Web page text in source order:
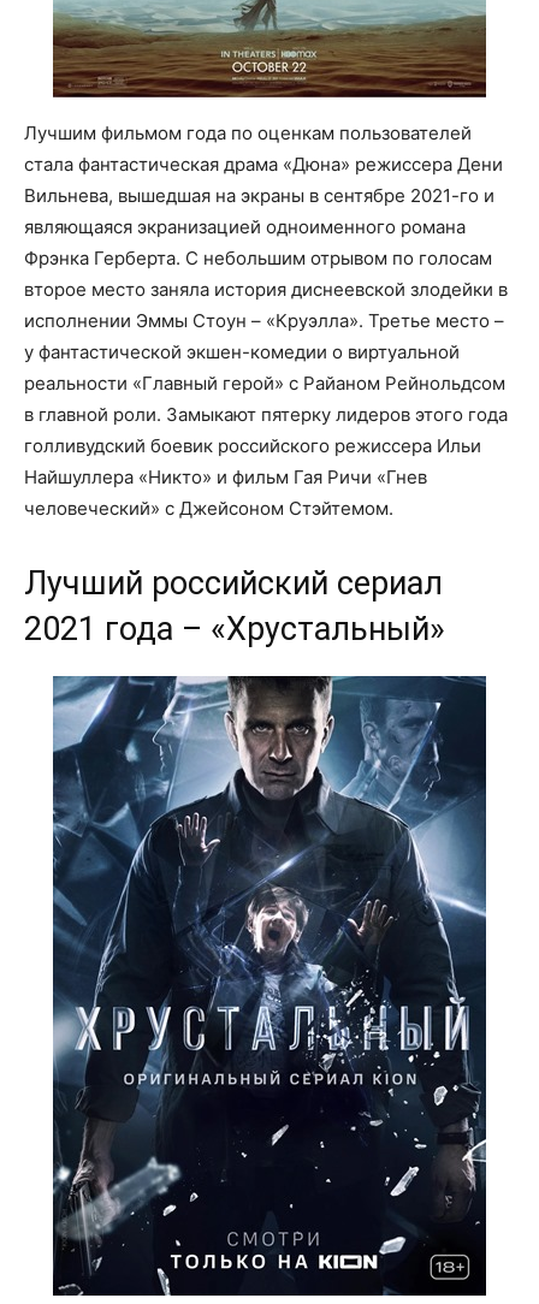
Лучшим фильмом года по оценкам пользователей
стала фантастическая драма «Дюна» режиссера Дени
Вильнева, вышедшая на экраны в сентябре 2021-го и
являющаяся экранизацией одноименного романа
Фрэнка Герберта. С небольшим отрывом по голосам
второе место заняла история диснеевской злодейки в
исполнении Эммы Стоун – «Круэлла». Третье место –
у фантастической экшен-комедии о виртуальной
реальности «Главный герой» с Райаном Рейнольдсом
в главной роли. Замыкают пятерку лидеров этого года
голливудский боевик российского режиссера Ильи
Найшуллера «Никто» и фильм Гая Ричи «Гнев
человеческий» с Джейсоном Стэйтемом.
Лучший российский сериал
2021 года – «Хрустальный»